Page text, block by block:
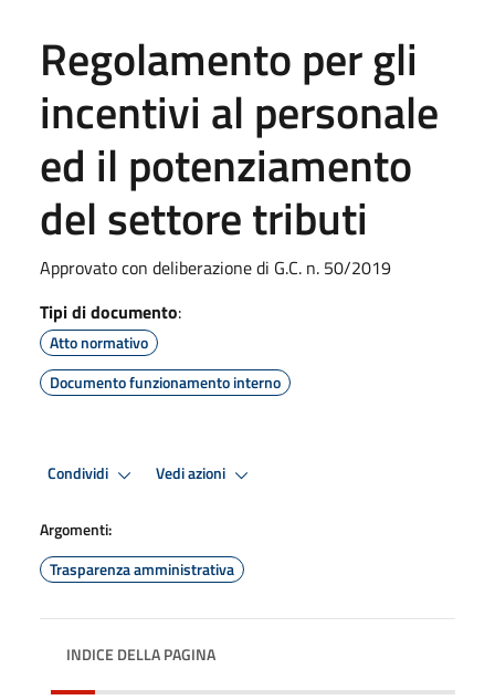
Regolamento per gli
incentivi al personale
ed il potenziamento
del settore tributi
Approvato con deliberazione di G.C. n. 50/2019
Tipi di documento:
Atto normativo
Documento funzionamento interno
Condividi Vedi azioni
Argomenti:
Trasparenza amministrativa
INDICE DELLA PAGINA